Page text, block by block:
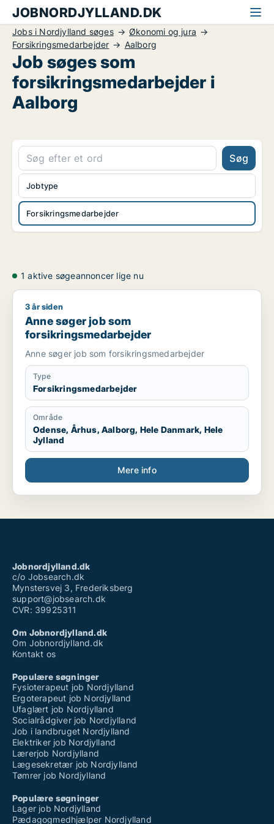
JOBNORDJYLLAND.DK
Jobs i Nordjylland søges
Økonomi og jura
Forsikringsmedarbejder
Aalborg
Job søges som
forsikringsmedarbejder i
Aalborg
Søg
Forsikringsmedarbejder
Jobtype
1 aktive søgeannoncer lige nu
Anne søger job som forsikringsmedarbejder
3 år siden
Anne søger job som
forsikringsmedarbejder
Anne søger job som forsikringsmedarbejder
Type
Forsikringsmedarbejder
Område
Odense, Århus, Aalborg, Hele Danmark, Hele
Jylland
Mere info
Jobnordjylland.dk
c/o Jobsearch.dk
Mynstersvej 3, Frederiksberg
support@jobsearch.dk
CVR: 39925311
Om Jobnordjylland.dk
Om Jobnordjylland.dk
Kontakt os
Populære søgninger
Fysioterapeut job Nordjylland
Ergoterapeut job Nordjylland
Ufaglært job Nordjylland
Socialrådgiver job Nordjylland
Job i landbruget Nordjylland
Elektriker job Nordjylland
Lærerjob Nordjylland
Lægesekretær job Nordjylland
Tømrer job Nordjylland
Populære søgninger
Lager job Nordjylland
Pædagogmedhjælper Nordjylland